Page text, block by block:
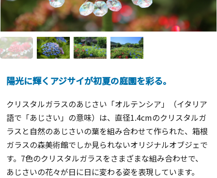
陽光に輝くアジサイが初夏の庭園を彩る。
クリスタルガラスのあじさい「オルテンシア」（イタリア
語で「あじさい」の意味）は、直径1.4cmのクリスタルガ
ラスと自然のあじさいの葉を組み合わせて作られた、箱根
ガラスの森美術館でしか見られないオリジナルオブジェで
す。 7色のクリスタルガラスをさまざまな組み合わせで、
あじさいの花々が日に日に変わる姿を表現しています。